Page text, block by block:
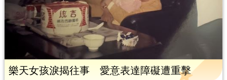
樂天女孩淚揭往事 愛意表達障礙遭重擊